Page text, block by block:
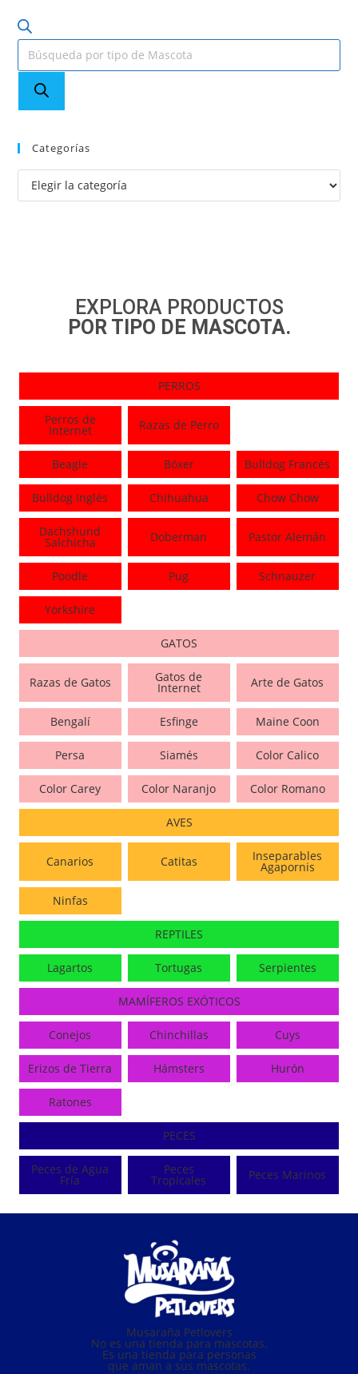
Categorías
EXPLORA PRODUCTOS
POR TIPO DE MASCOTA.
PERROS
Perros de
Internet Razas de Perro
Beagle Bóxer Bulldog Francés
Bulldog Inglés Chihuahua Chow Chow
Dachshund
Salchicha Doberman Pastor Alemán
Poodle Pug Schnauzer
Yorkshire
GATOS
Razas de Gatos Gatos de
Internet Arte de Gatos
Bengalí Esfinge Maine Coon
Persa Siamés Color Calico
Color Carey Color Naranjo Color Romano
AVES
Canarios Catitas Inseparables
Agapornis
Ninfas
REPTILES
Lagartos Tortugas Serpientes
MAMÍFEROS EXÓTICOS
Conejos Chinchillas Cuys
Erizos de Tierra Hámsters Hurón
Ratones
PECES
Peces de Agua
Fría
Peces
Tropicales Peces Marinos
Musaraña Petlovers
No es una tienda para mascotas.
Es una tienda para personas
que aman a sus mascotas.